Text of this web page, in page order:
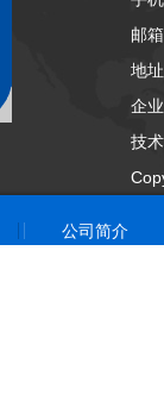
邮
地
企
技
公司简介